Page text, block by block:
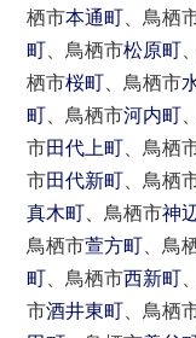
栖市本通町 、鳥栖
町 、鳥栖市松原町
栖市桜町 、鳥栖市
町 、鳥栖市河内町
市田代上町 、鳥栖
市田代新町 、鳥栖
真木町 、鳥栖市神
鳥栖市萱方町 、鳥
町 、鳥栖市西新町
市酒井東町 、鳥栖